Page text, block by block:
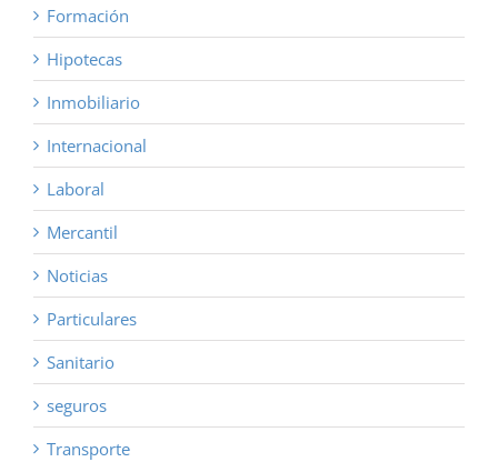
Formación
Hipotecas
Inmobiliario
Internacional
Laboral
Mercantil
Noticias
Particulares
Sanitario
seguros
Transporte